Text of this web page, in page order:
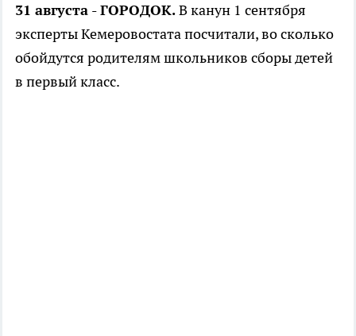
31 августа - ГОРОДОК.В канун 1 сентября
эксперты Кемеровостата посчитали, во сколько
обойдутся родителям школьников сборы детей
в первый класс.